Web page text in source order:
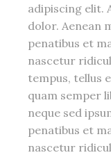
adipiscing elit.
dolor. Aenean
penatibus et
nascetur
tempus, tellus
quam semper
neque sed
penatibus et
nascetur